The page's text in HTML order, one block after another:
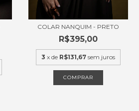
COLAR NANQUIM - PRETO
R$395,00
3 x de R$131,67 sem juros
COMPRAR